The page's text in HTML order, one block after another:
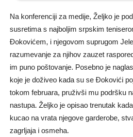
Na konferenciji za medije, Željko je
susretima s najboljim srpskim
Đokovićem, i njegovom suprugom
razumevanje za njihov zauzet
im puno poštovanje. Posebno je
koje je doživeo kada su se Đokovići
tokom februara, pruživši mu podršku
nastupa. Željko je opisao trenutak
kucao na vrata njegove garderobe,
zagrljaja i osmeha.